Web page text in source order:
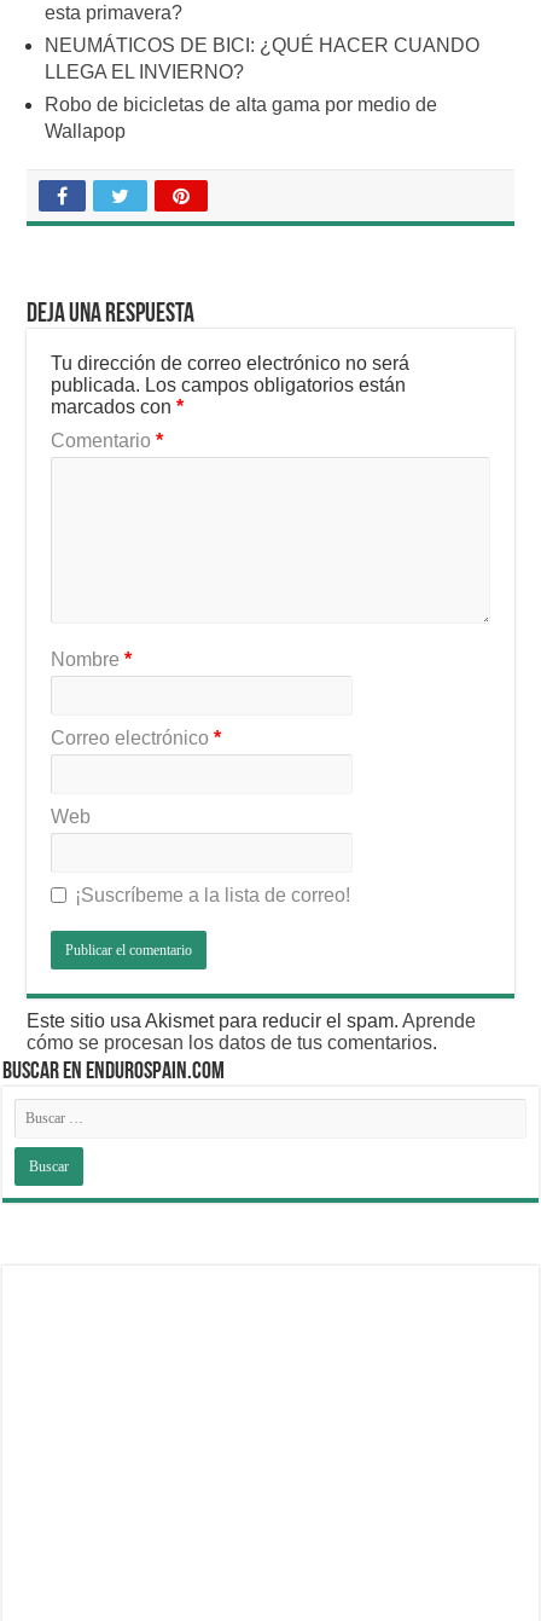
esta primavera?
NEUMÁTICOS DE BICI: ¿QUÉ HACER CUANDO
LLEGA EL INVIERNO?
Robo de bicicletas de alta gama por medio de
Wallapop
Deja una respuesta
Tu dirección de correo electrónico no será
publicada. Los campos obligatorios están
marcados con*
Comentario*
Nombre*
Correo electrónico*
Web
¡Suscríbeme a la lista de correo!
Este sitio usa Akismet para reducir el spam.Aprende
cómo se procesan los datos de tus comentarios.
BUSCAR EN ENDUROSPAIN.COM